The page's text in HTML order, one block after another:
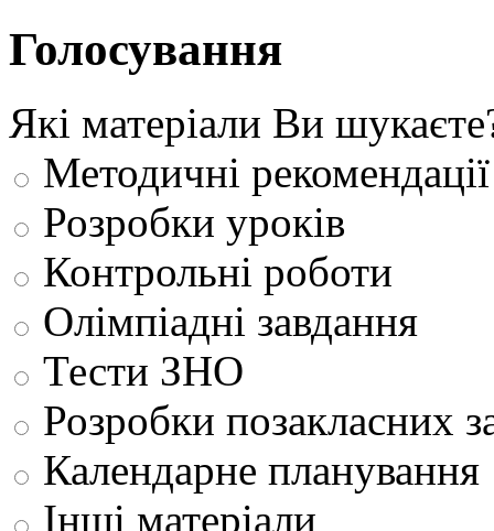
Голосування
Які матеріали Ви
Методичні рекомендації
Розробки уроків
Контрольні роботи
Олімпіадні завдання
Тести ЗНО
Розробки позакласних
Календарне планування
Інші матеріали